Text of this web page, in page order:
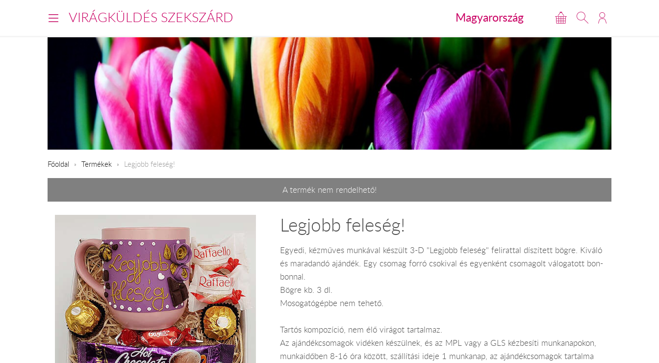
VIRÁGKÜLDÉS SZEKSZÁRD Magyarország
Főoldal Termékek Legjobb feleség!
A termék nem rendelhető!
Legjobb feleség!
Egyedi, kézműves munkával készült 3-D "Legjobb feleség" felirattal díszített bögre. Kiváló
és maradandó ajándék. Egy csomag forró csokival és egyenként csomagolt válogatott bon-
bonnal.
Bögre kb. 3 dl.
Mosogatógépbe nem tehető.
Tartós kompozíció, nem élő virágot tartalmaz.
Az ajándékcsomagok vidéken készülnek, és az MPL vagy a GLS kézbesíti munkanapokon,
munkaidőben 8-16 óra között, szállítási ideje 1 munkanap, az ajándékcsomagok tartalma